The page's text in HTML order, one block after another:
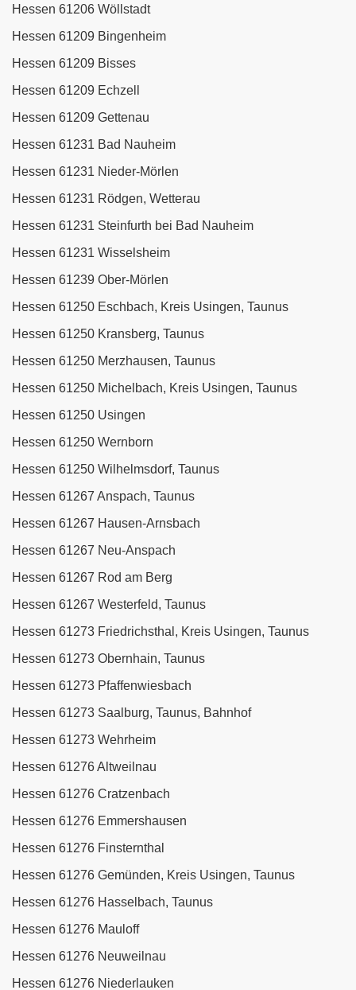
Hessen 61206 Wöllstadt
Hessen 61209 Bingenheim
Hessen 61209 Bisses
Hessen 61209 Echzell
Hessen 61209 Gettenau
Hessen 61231 Bad Nauheim
Hessen 61231 Nieder-Mörlen
Hessen 61231 Rödgen, Wetterau
Hessen 61231 Steinfurth bei Bad Nauheim
Hessen 61231 Wisselsheim
Hessen 61239 Ober-Mörlen
Hessen 61250 Eschbach, Kreis Usingen, Taunus
Hessen 61250 Kransberg, Taunus
Hessen 61250 Merzhausen, Taunus
Hessen 61250 Michelbach, Kreis Usingen, Taunus
Hessen 61250 Usingen
Hessen 61250 Wernborn
Hessen 61250 Wilhelmsdorf, Taunus
Hessen 61267 Anspach, Taunus
Hessen 61267 Hausen-Arnsbach
Hessen 61267 Neu-Anspach
Hessen 61267 Rod am Berg
Hessen 61267 Westerfeld, Taunus
Hessen 61273 Friedrichsthal, Kreis Usingen, Taunus
Hessen 61273 Obernhain, Taunus
Hessen 61273 Pfaffenwiesbach
Hessen 61273 Saalburg, Taunus, Bahnhof
Hessen 61273 Wehrheim
Hessen 61276 Altweilnau
Hessen 61276 Cratzenbach
Hessen 61276 Emmershausen
Hessen 61276 Finsternthal
Hessen 61276 Gemünden, Kreis Usingen, Taunus
Hessen 61276 Hasselbach, Taunus
Hessen 61276 Mauloff
Hessen 61276 Neuweilnau
Hessen 61276 Niederlauken